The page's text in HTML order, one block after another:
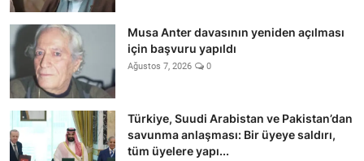
Musa Anter davasının yeniden açılması
için başvuru yapıldı
Ağustos 7, 2026 0
Türkiye, Suudi Arabistan ve Pakistan’dan
savunma anlaşması: Bir üyeye saldırı,
tüm üyelere yapı...